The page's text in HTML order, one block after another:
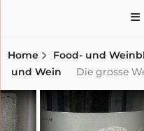
Home Food- und
und Wein
Die grosse